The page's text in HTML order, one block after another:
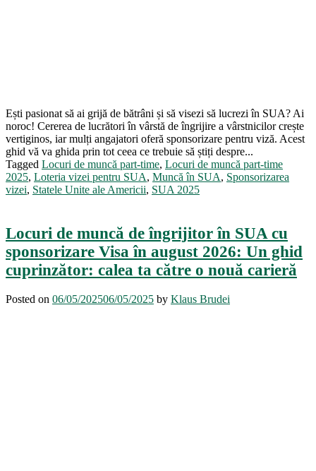
Ești pasionat să ai grijă de bătrâni și să visezi să lucrezi în SUA? Ai
noroc! Cererea de lucrători în vârstă de îngrijire a vârstnicilor crește
vertiginos, iar mulți angajatori oferă sponsorizare pentru viză. Acest
ghid vă va ghida prin tot ceea ce trebuie să știți despre...
Tagged Locuri de muncă part-time, Locuri de muncă part-time
2025, Loteria vizei pentru SUA, Muncă în SUA, Sponsorizarea
vizei, Statele Unite ale Americii, SUA 2025
Locuri de muncă de îngrijitor în SUA cu
sponsorizare Visa în august 2026: Un ghid
cuprinzător: calea ta către o nouă carieră
Posted on 06/05/202506/05/2025 by Klaus Brudei